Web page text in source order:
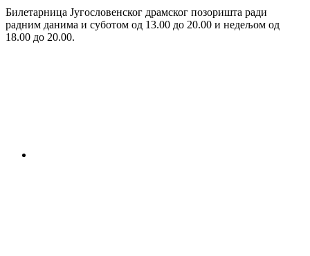
Билетарница Југословенског драмског позоришта ради
радним данима и суботом од 13.00 до 20.00 и недељом од
18.00 до 20.00.